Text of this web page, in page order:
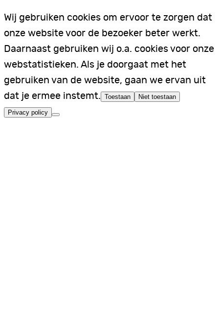
Wij gebruiken cookies om ervoor te zorgen dat
onze website voor de bezoeker beter werkt.
Daarnaast gebruiken wij o.a. cookies voor onze
webstatistieken. Als je doorgaat met het
gebruiken van de website, gaan we ervan uit
dat je ermee instemt. Toestaan Niet toestaan
Privacy policy